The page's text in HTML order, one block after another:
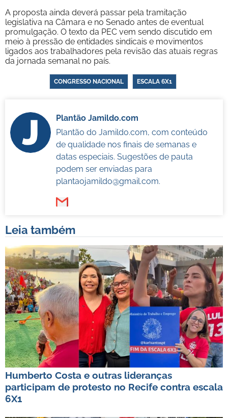
A proposta ainda deverá passar pela tramitação
legislativa na Câmara e no Senado antes de eventual
promulgação. O texto da PEC vem sendo discutido em
meio à pressão de entidades sindicais e movimentos
ligados aos trabalhadores pela revisão das atuais regras
da jornada semanal no país.
CONGRESSO NACIONAL ESCALA 6X1
Plantão Jamildo.com
Plantão do Jamildo.com, com conteúdo
de qualidade nos finais de semanas e
datas especiais. Sugestões de pauta
podem ser enviadas para
plantaojamildo@gmail.com.
Leia também
Humberto Costa e outras lideranças
participam de protesto no Recife contra escala
6X1